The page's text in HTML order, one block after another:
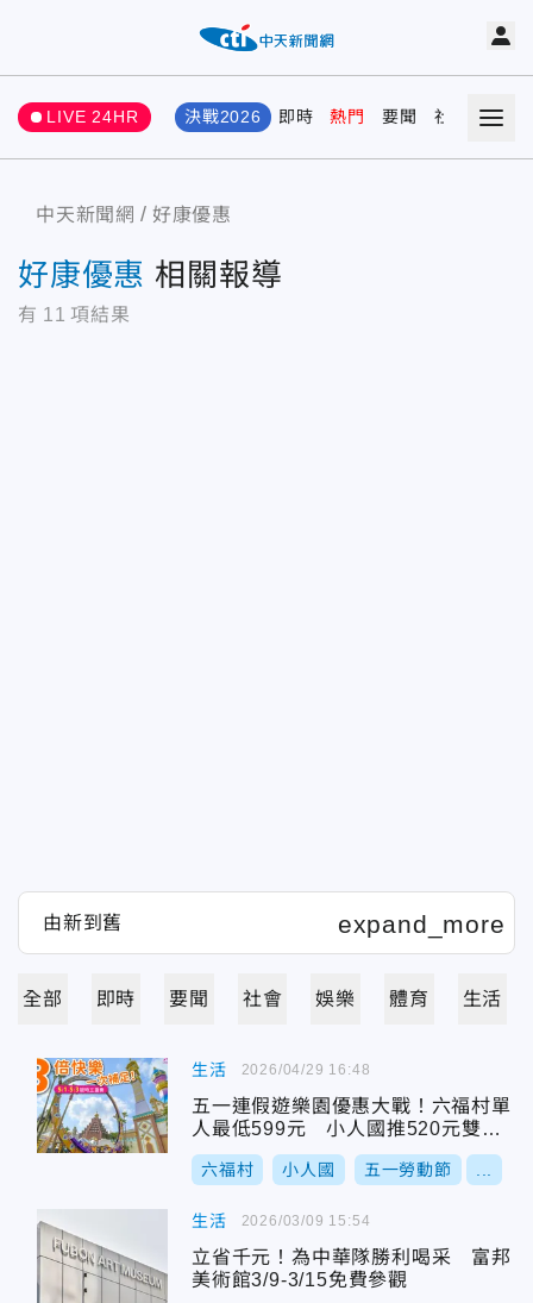
LIVE 24HR 決戰2026 即時 熱門 要聞 社會 娛樂
中天新聞網 好康優惠
好康優惠 相關報導
有 11 項結果
全部 即時 要聞 社會 娛樂 體育 生活
生活
五一連假遊樂園優惠大戰！六福村單
人最低599元 小人國推520元雙人
票
六福村 小人國 五一勞動節
2026/04/29 16:48
生活
立省千元！為中華隊勝利喝采 富邦
美術館3/9-3/15免費參觀
2026/03/09 15:54